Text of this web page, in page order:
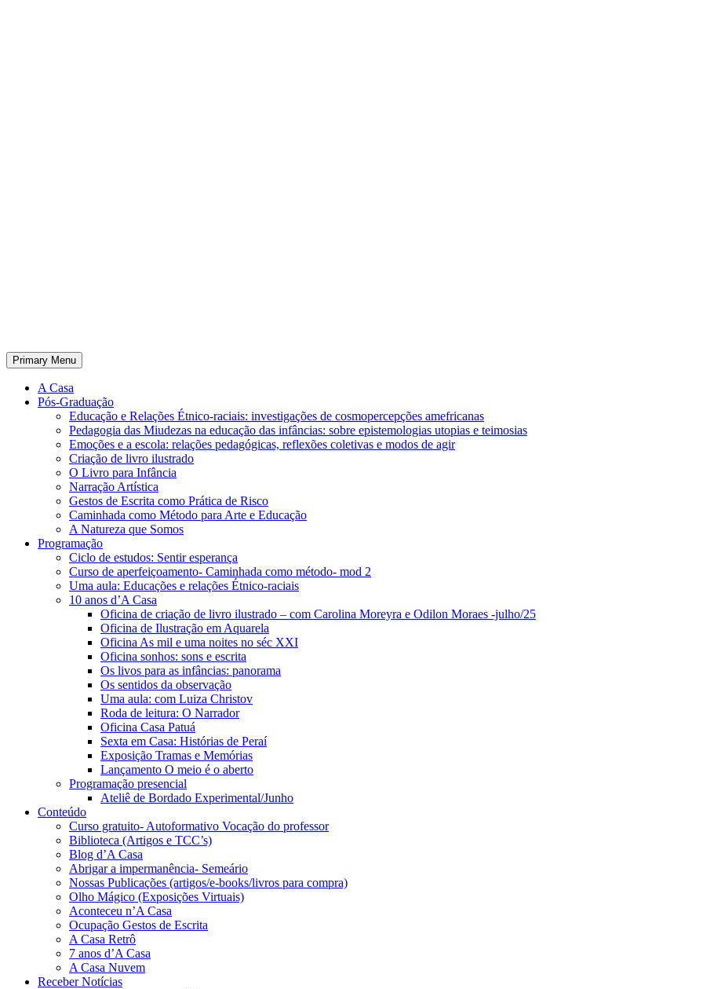
Primary Menu
A Casa
Pós-Graduação
Educação e Relações Étnico-raciais: investigações de cosmopercepções amefricanas
Pedagogia das Miudezas na educação das infâncias: sobre epistemologias utopias e teimosias
Emoções e a escola: relações pedagógicas, reflexões coletivas e modos de agir
Criação de livro ilustrado
O Livro para Infância
Narração Artística
Gestos de Escrita como Prática de Risco
Caminhada como Método para Arte e Educação
A Natureza que Somos
Programação
Ciclo de estudos: Sentir esperança
Curso de aperfeiçoamento- Caminhada como método- mod 2
Uma aula: Educações e relações Étnico-raciais
10 anos d’A Casa
Oficina de criação de livro ilustrado – com Carolina Moreyra e Odilon Moraes -julho/25
Oficina de Ilustração em Aquarela
Oficina As mil e uma noites no séc XXI
Oficina sonhos: sons e escrita
Os livos para as infâncias: panorama
Os sentidos da observação
Uma aula: com Luiza Christov
Roda de leitura: O Narrador
Oficina Casa Patuá
Sexta em Casa: Histórias de Peraí
Exposição Tramas e Memórias
Lançamento O meio é o aberto
Programação presencial
Ateliê de Bordado Experimental/Junho
Conteúdo
Curso gratuito- Autoformativo Vocação do professor
Biblioteca (Artigos e TCC’s)
Blog d’A Casa
Abrigar a impermanência- Semeário
Nossas Publicações (artigos/e-books/livros para compra)
Olho Mágico (Exposições Virtuais)
Aconteceu n’A Casa
Ocupação Gestos de Escrita
A Casa Retrô
7 anos d’A Casa
A Casa Nuvem
Receber Notícias